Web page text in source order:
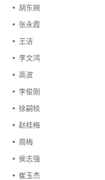
胡东婉
张永霞
王洁
李文鸿
高波
李俊刚
徐嗣棪
赵桂梅
周梅
侯志强
崔玉杰